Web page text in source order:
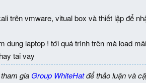
trên vmware, vitual box và thiết lập để
dung laptop ! tới quá trình trên mà load
tai vay
gia Group WhiteHatđể thảo luận và